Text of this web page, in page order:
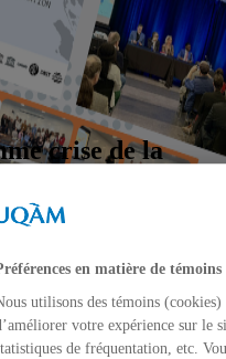
crise de la
Hubert-Aquin
directeur de recherche au
en sociologie,
université Paris-Dauphine)
en matière de témoins
utilisons des témoins
votre expérience sur le
de fréquentation, etc.